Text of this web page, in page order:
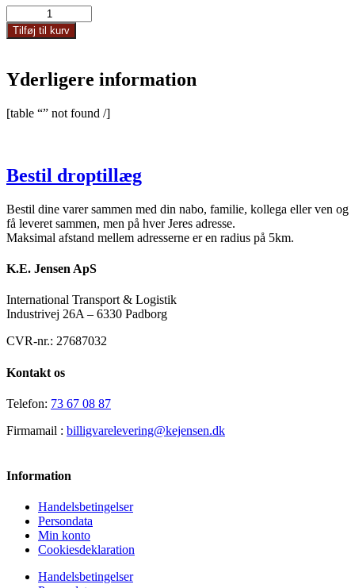
antal
Tilføj til kurv
Yderligere information
[table “” not found /]
Bestil droptillæg
Bestil dine varer sammen med din nabo, familie, kollega eller ven og
få leveret sammen, men på hver Jeres adresse.
Maksimal afstand mellem adresserne er en radius på 5km.
K.E. Jensen ApS
International Transport & Logistik
Industrivej 26A – 6330 Padborg
CVR-nr.: 27687032
Kontakt os
Telefon: 73 67 08 87
Firmamail : billigvarelevering@kejensen.dk
Information
Handelsbetingelser
Persondata
Min konto
Cookiesdeklaration
Handelsbetingelser